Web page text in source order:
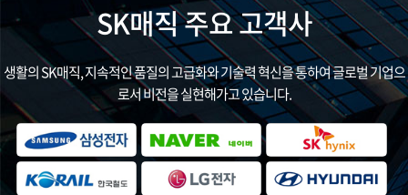
SK매직 주요 고객사
생활의 SK매직, 지속적인 품질의 고급화와 기술력 혁신을 통하여 글로벌 기업으
로서 비전을 실현해가고 있습니다.